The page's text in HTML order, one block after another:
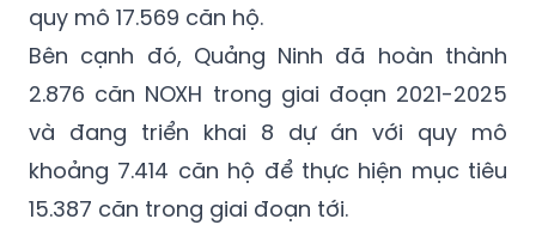
quy mô 17.569 căn hộ.
Bên cạnh đó, Quảng Ninh đã hoàn thành
2.876 căn NOXH trong giai đoạn 2021-2025
và đang triển khai 8 dự án với quy mô
khoảng 7.414 căn hộ để thực hiện mục tiêu
15.387 căn trong giai đoạn tới.